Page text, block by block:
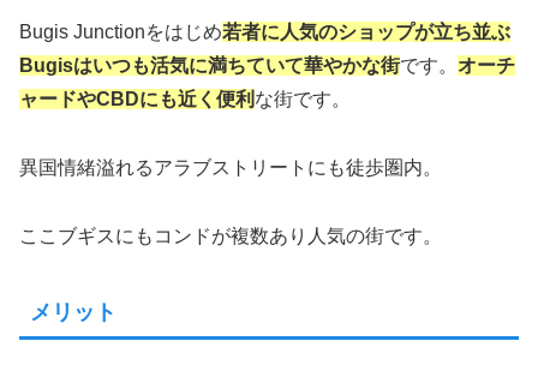
Bugis Junctionをはじめ若者に人気のショップが立ち並ぶ
Bugisはいつも活気に満ちていて華やかな街です。 オーチ
ャードやCBDにも近く便利 な街です。
異国情緒溢れるアラブストリートにも徒歩圏内。
ここブギスにもコンドが複数あり人気の街です。
メリット